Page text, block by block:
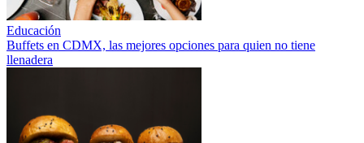
Educación
Buffets en CDMX, las mejores opciones para quien no tiene
llenadera